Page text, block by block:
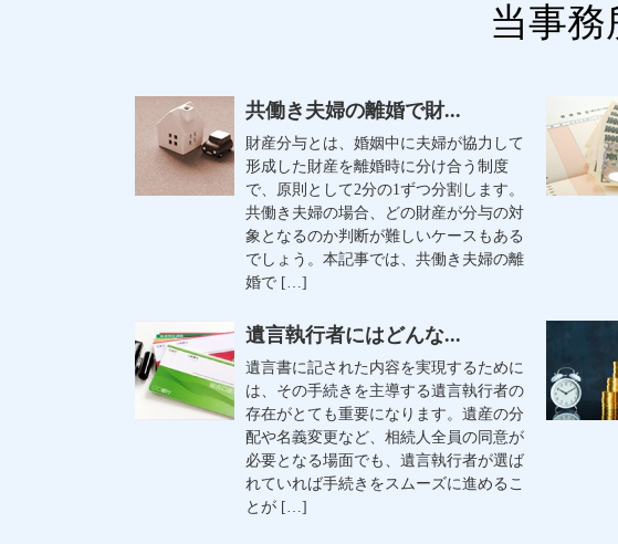
当事
共働き夫婦の離婚で財...
財産分与とは、婚姻中に夫婦が協力して
形成した財産を離婚時に分け合う制度
で、原則として2分の1ずつ分割します。
共働き夫婦の場合、どの財産が分与の対
象となるのか判断が難しいケースもある
でしょう。本記事では、共働き夫婦の離
婚で […]
遺言執行者にはどんな...
遺言書に記された内容を実現するために
は、その手続きを主導する遺言執行者の
存在がとても重要になります。遺産の分
配や名義変更など、相続人全員の同意が
必要となる場面でも、遺言執行者が選ば
れていれば手続きをスムーズに進めるこ
とが […]